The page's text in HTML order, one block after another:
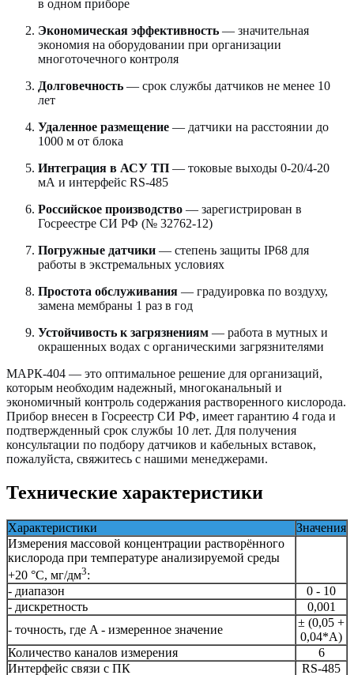
в одном приборе
Экономическая эффективность — значительная
экономия на оборудовании при организации
многоточечного контроля
Долговечность — срок службы датчиков не менее 10
лет
Удаленное размещение — датчики на расстоянии до
1000 м от блока
Интеграция в АСУ ТП — токовые выходы 0-20/4-20
мА и интерфейс RS-485
Российское производство — зарегистрирован в
Госреестре СИ РФ (№ 32762-12)
Погружные датчики — степень защиты IP68 для
работы в экстремальных условиях
Простота обслуживания — градуировка по воздуху,
замена мембраны 1 раз в год
Устойчивость к загрязнениям — работа в мутных и
окрашенных водах с органическими загрязнителями
МАРК-404 — это оптимальное решение для организаций,
которым необходим надежный, многоканальный и
экономичный контроль содержания растворенного кислорода.
Прибор внесен в Госреестр СИ РФ, имеет гарантию 4 года и
подтвержденный срок службы 10 лет. Для получения
консультации по подбору датчиков и кабельных вставок,
пожалуйста, свяжитесь с нашими менеджерами.
Технические характеристики
Характеристики
Значения
Измерения массовой концентрации растворённого
кислорода при температуре анализируемой среды
+20 °С, мг/дм3:
- диапазон
0 - 10
- дискретность
0,001
- точность, где A - измеренное значение
± (0,05 +
0,04*А)
Количество каналов измерения
6
Интерфейс связи с ПК
RS-485